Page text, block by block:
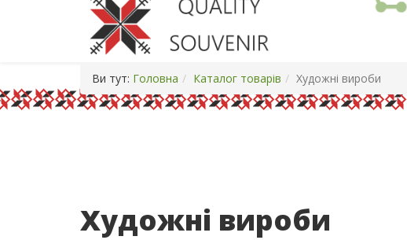
Ви тут: Головна Каталог товарів Художні вироби
Художні вироби